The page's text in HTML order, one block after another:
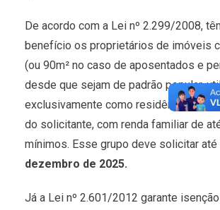
De acordo com a Lei nº 2.299/2008,
benefício os proprietários de imóveis
(ou 90m² no caso de aposentados e
desde que sejam de padrão popular,
exclusivamente como residência e
do solicitante, com renda familiar de
mínimos. Esse grupo deve solicitar até
dezembro de 2025.
Já a Lei nº 2.601/2012 garante